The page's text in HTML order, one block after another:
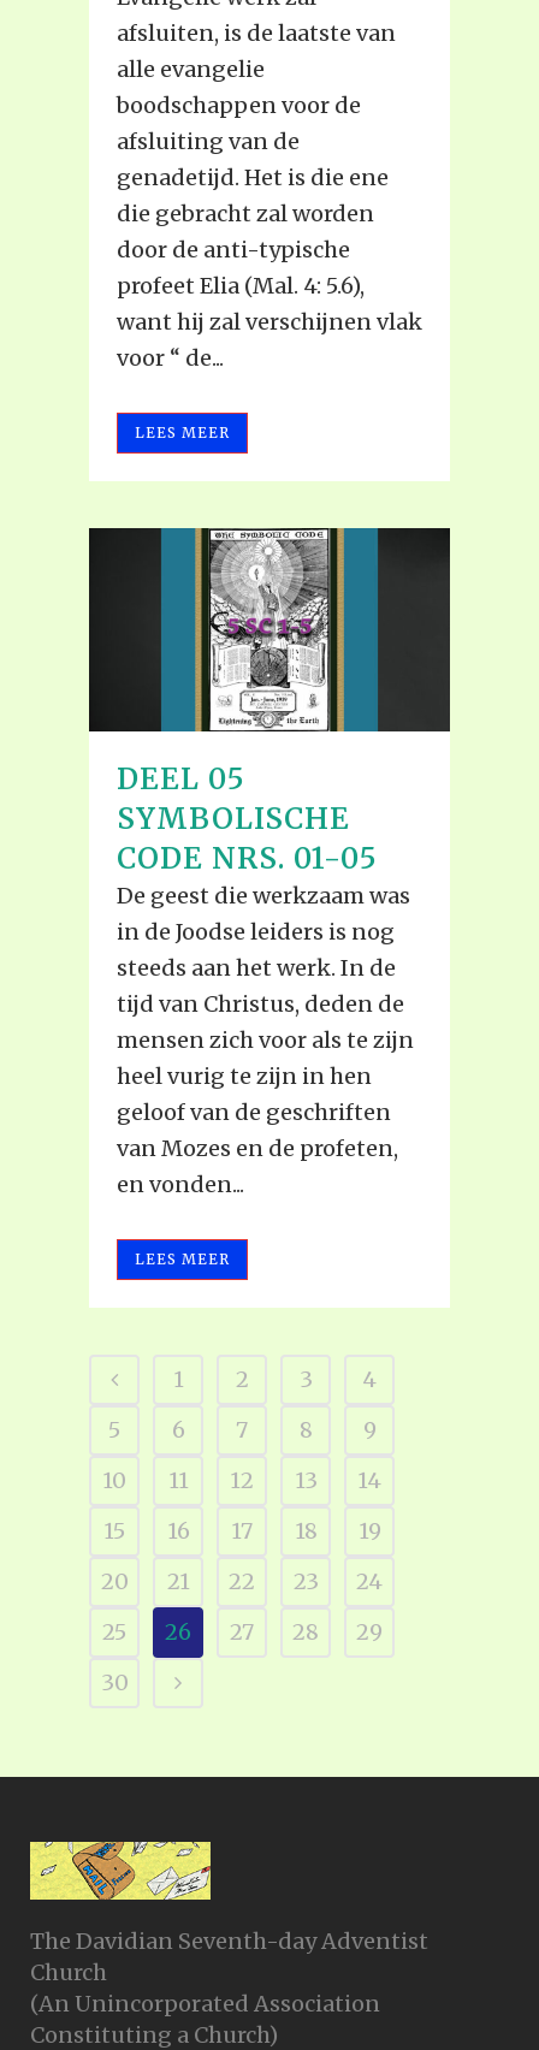
afsluiten, is de laatste van
alle evangelie
boodschappen voor de
afsluiting van de
genadetijd. Het is die ene
die gebracht zal worden
door de anti-typische
profeet Elia (Mal. 4: 5.6),
want hij zal verschijnen vlak
voor “ de...
LEES MEER
DEEL 05
SYMBOLISCHE
CODE NRS. 01-05
De geest die werkzaam was
in de Joodse leiders is nog
steeds aan het werk. In de
tijd van Christus, deden de
mensen zich voor als te zijn
heel vurig te zijn in hen
geloof van de geschriften
van Mozes en de profeten,
en vonden...
LEES MEER
1 2 3
4
5
6 7 8
9
10
11 12 13
14
15
16 17 18
19
20
21 22 23
24
25
26 27 28
29
30
The Davidian Seventh-day Adventist
Church
(An Unincorporated Association
Constituting a Church)